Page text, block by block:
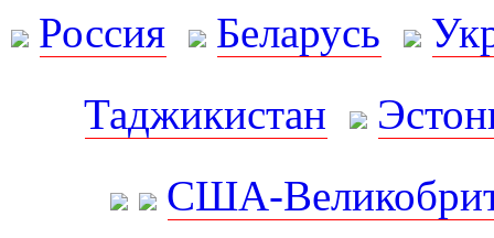
Россия Беларусь
Таджикистан
США-